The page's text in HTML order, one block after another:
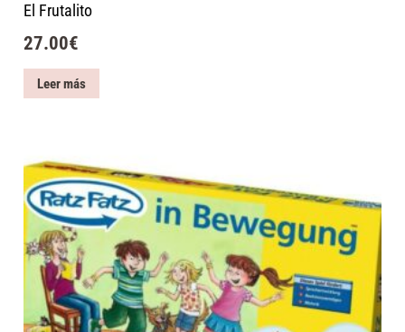
El Frutalito
27.00€
Leer más